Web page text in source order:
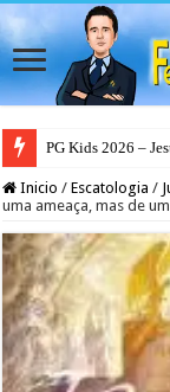
PG Kids 2026 –
Inicio / Escatologia /
uma ameaça, mas de